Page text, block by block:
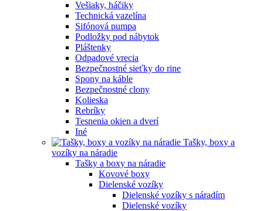
Vešiaky, háčiky
Technická vazelína
Sifónová pumpa
Podložky pod nábytok
Pláštenky
Odpadové vrecia
Bezpečnostné sieťky do rine
Spony na káble
Bezpečnostné clony
Kolieska
Rebríky
Tesnenia okien a dverí
Iné
Tašky, boxy a
vozíky na náradie
Tašky a boxy na náradie
Kovové boxy
Dielenské vozíky
Dielenské vozíky s náradím
Dielenské vozíky